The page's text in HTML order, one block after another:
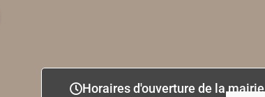
Horaires d'ouverture de la mairie